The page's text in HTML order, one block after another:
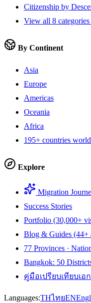
Citizenship by
View all 8
By Continent
Asia
Europe
Americas
Oceania
Africa
195+ countries
Explore
Migration
Success Stories
Portfolio (30,000+
Blog & Guides (44+
77 Provinces ·
Bangkok: 50
คู่มือเปรียบเทียบเอ
Languages:THไทยEN